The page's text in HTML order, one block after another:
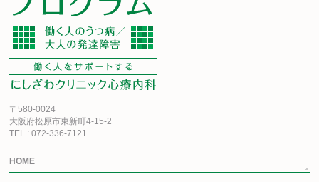
〒580-0024
大阪府松原市東新町4-15-2
TEL : 072-336-7121
HOME